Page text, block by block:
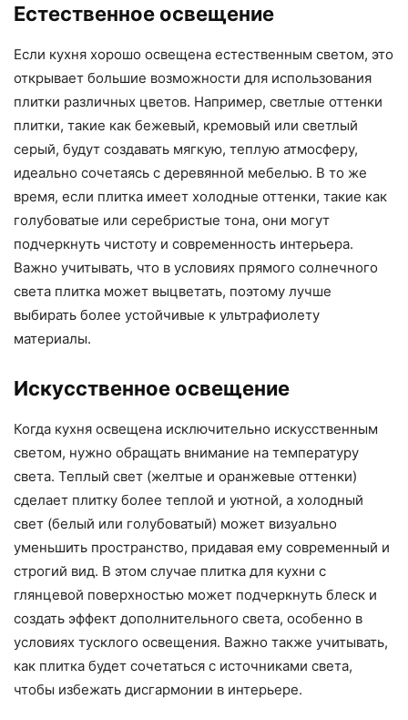
Естественное освещение
Если кухня хорошо освещена естественным светом, это
открывает большие возможности для использования
плитки различных цветов. Например, светлые оттенки
плитки, такие как бежевый, кремовый или светлый
серый, будут создавать мягкую, теплую атмосферу,
идеально сочетаясь с деревянной мебелью. В то же
время, если плитка имеет холодные оттенки, такие как
голубоватые или серебристые тона, они могут
подчеркнуть чистоту и современность интерьера.
Важно учитывать, что в условиях прямого солнечного
света плитка может выцветать, поэтому лучше
выбирать более устойчивые к ультрафиолету
материалы.
Искусственное освещение
Когда кухня освещена исключительно искусственным
светом, нужно обращать внимание на температуру
света. Теплый свет (желтые и оранжевые оттенки)
сделает плитку более теплой и уютной, а холодный
свет (белый или голубоватый) может визуально
уменьшить пространство, придавая ему современный и
строгий вид. В этом случае плитка для кухни с
глянцевой поверхностью может подчеркнуть блеск и
создать эффект дополнительного света, особенно в
условиях тусклого освещения. Важно также учитывать,
как плитка будет сочетаться с источниками света,
чтобы избежать дисгармонии в интерьере.